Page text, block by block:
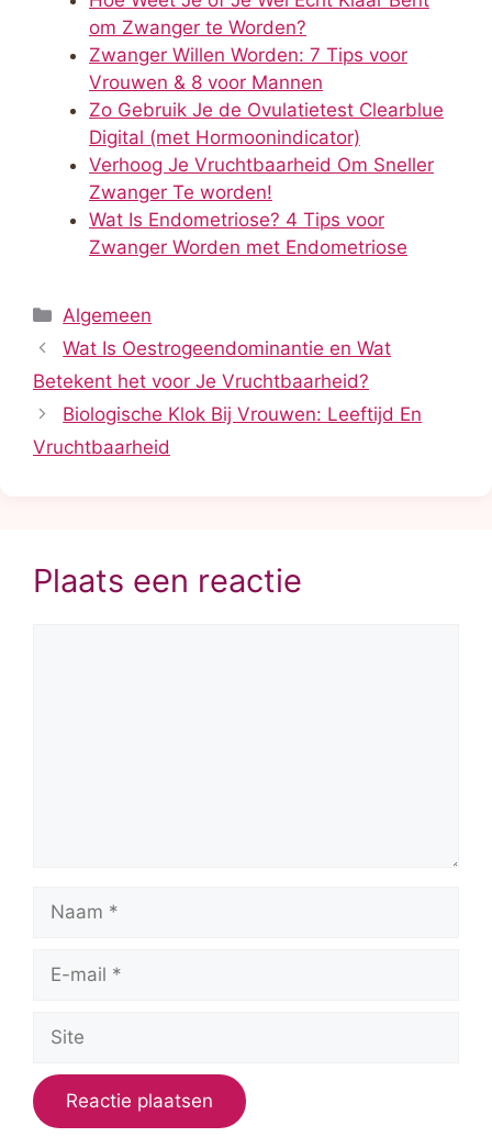
om Zwanger te Worden?
Zwanger Willen Worden: 7 Tips voor
Vrouwen & 8 voor Mannen
Zo Gebruik Je de Ovulatietest Clearblue
Digital (met Hormoonindicator)
Verhoog Je Vruchtbaarheid Om Sneller
Zwanger Te worden!
Wat Is Endometriose? 4 Tips voor
Zwanger Worden met Endometriose
Categorieën
Algemeen
Wat Is Oestrogeendominantie en Wat
Betekent het voor Je Vruchtbaarheid?
Biologische Klok Bij Vrouwen: Leeftijd En
Vruchtbaarheid
Plaats een reactie
mail